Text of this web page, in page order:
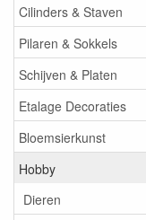
Cilinders & Staven
Pilaren & Sokkels
Schijven & Platen
Etalage Decoraties
Bloemsierkunst
Hobby
Dieren